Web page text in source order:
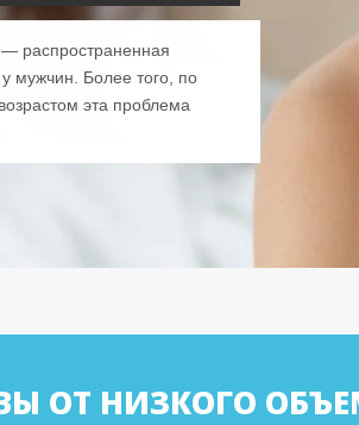
— распространенная
мужчин. Более того, по
эта проблема
ОТ НИЗКОГО